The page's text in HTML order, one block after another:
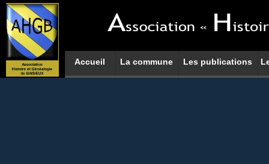
Accueil La commune Les publications